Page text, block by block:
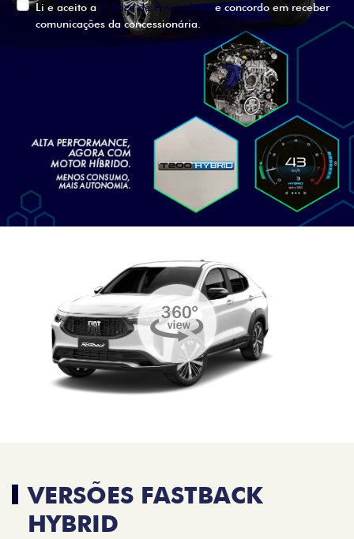
Li e aceito a Política de Privacidade
e concordo em receber
comunicações da concessionária.
ENTRAR EM CONTATO
VISUALIZE O
VEÍCULO EM
360°
VERSÕES FASTBACK
HYBRID